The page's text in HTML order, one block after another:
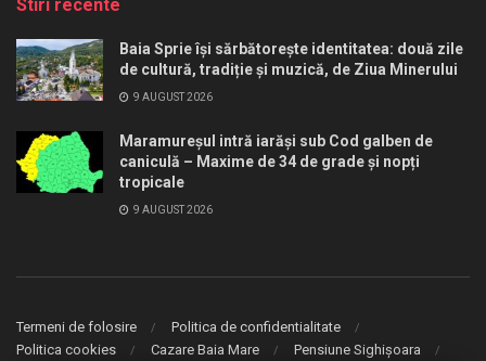
Stiri recente
Baia Sprie își sărbătorește identitatea: două zile
de cultură, tradiție și muzică, de Ziua Minerului
9 AUGUST 2026
Maramureșul intră iarăși sub Cod galben de
caniculă – Maxime de 34 de grade și nopți
tropicale
9 AUGUST 2026
Termeni de folosire
Politica de confidentialitate
Politica cookies
Cazare Baia Mare Pensiune Sighișoara